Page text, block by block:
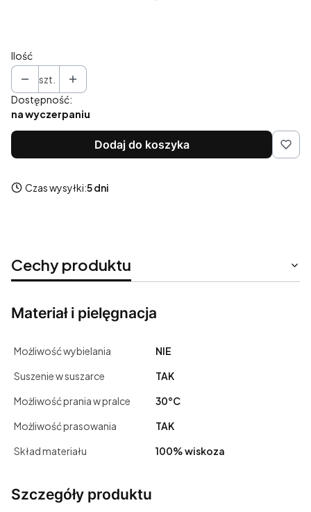
Ilość
szt.
Dostępność:
na wyczerpaniu
Dodaj do koszyka
Czas wysyłki:5 dni
Cechy produktu
Materiał i pielęgnacja
Możliwość wybielania
NIE
Suszenie w suszarce
TAK
Możliwość prania w pralce
30°C
Możliwość prasowania
TAK
Skład materiału
100% wiskoza
Szczegóły produktu